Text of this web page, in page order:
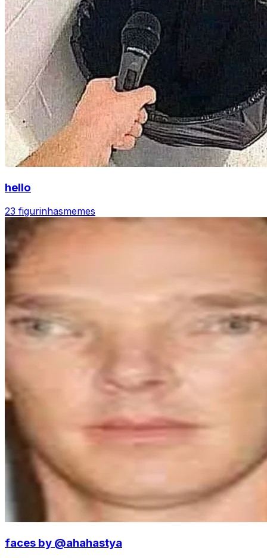
hello
23 figurinhasmemes
faces by @ahahastya